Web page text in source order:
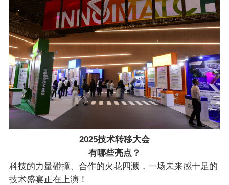
2025技术转移大会
有哪些亮点？
科技的力量碰撞、合作的火花四溅，一场未来感十足的
技术盛宴正在上演！